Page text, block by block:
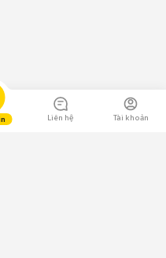
Liên hệ Tài khoản